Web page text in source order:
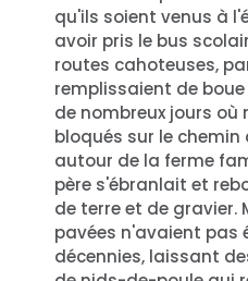
qu'ils soient venus à
avoir pris le bus
routes cahoteuses,
remplissaient de
de nombreux jours où
bloqués sur le chemin
autour de la ferme
père s'ébranlait et
de terre et de gravier.
pavées n'avaient pas
décennies, laissant